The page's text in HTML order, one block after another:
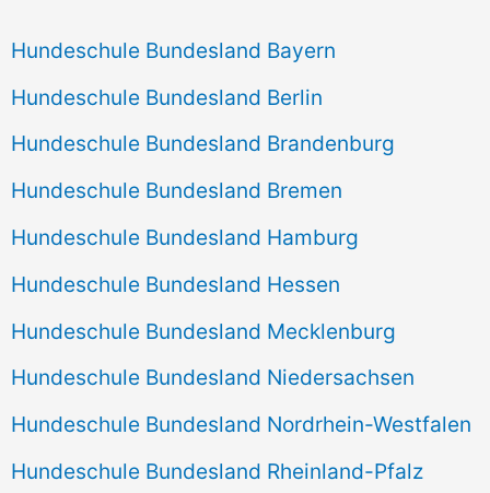
Hundeschule Bundesland Bayern
Hundeschule Bundesland Berlin
Hundeschule Bundesland Brandenburg
Hundeschule Bundesland Bremen
Hundeschule Bundesland Hamburg
Hundeschule Bundesland Hessen
Hundeschule Bundesland Mecklenburg
Hundeschule Bundesland Niedersachsen
Hundeschule Bundesland Nordrhein-Westfalen
Hundeschule Bundesland Rheinland-Pfalz